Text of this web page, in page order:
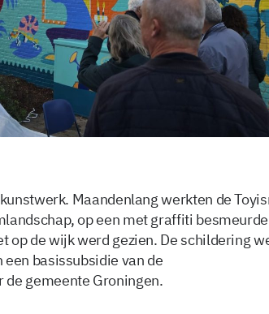
Maandenlang werkten de
op een met graffiti besmeurde
op de wijk werd gezien. De schildering
basissubsidie van de
gemeente Groningen.